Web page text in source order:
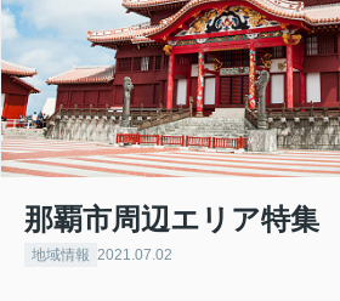
那覇市周辺エリア特集
地域情報 2021.07.02